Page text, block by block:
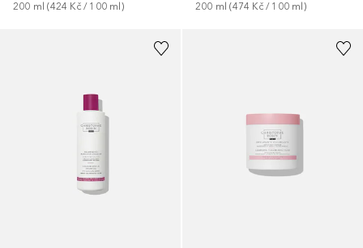
200 ml (424 Kč / 100 ml ) 200 ml (474 Kč / 100 ml )